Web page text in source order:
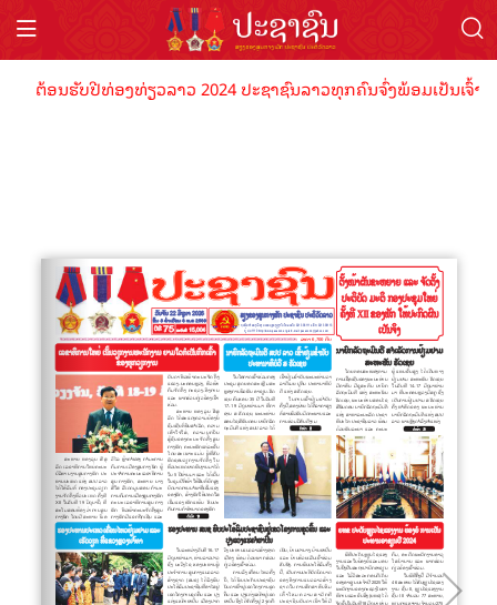
ຕ້ອນຮັບປີທ່ອງທ່ຽວລາວ 2024 ປະຊາຊົນລາວທຸກຄົນຈົ່ງພ້ອມເປັນເຈົ້